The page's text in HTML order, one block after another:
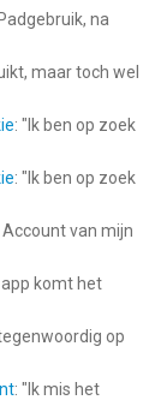
na
maar toch wel
: " Ik ben op zoek
: " Ik ben op zoek
van mijn
komt het
op
: " Ik mis het